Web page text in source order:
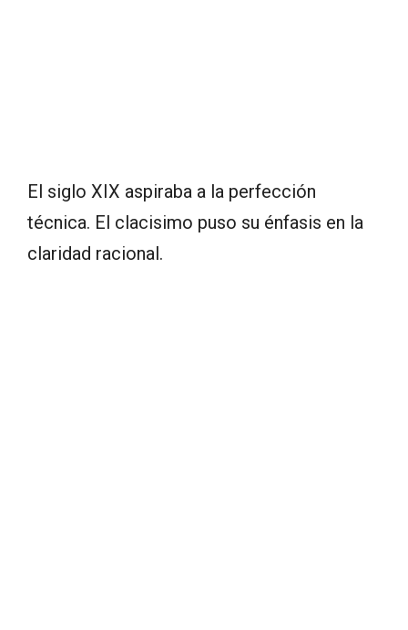
El siglo XIX aspiraba a la perfección
técnica. El clacisimo puso su énfasis en la
claridad racional.